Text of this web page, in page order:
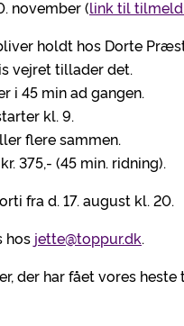
november (link til
holdt hos Dorte
vejret tillader det.
i 45 min ad gangen.
kl. 9.
flere sammen.
375,- (45 min. ridning).
fra d. 17. august kl. 20.
hos jette@toppur.dk.
der har fået vores